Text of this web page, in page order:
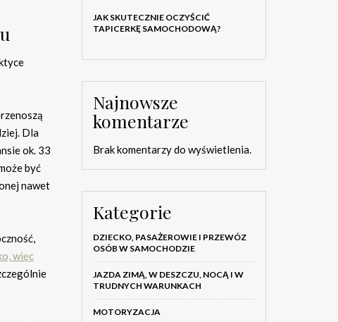
Dla
ok. 33
być
nawet
więc
JAK SKUTECZNIE OCZYŚCIĆ
TAPICERKĘ SAMOCHODOWĄ?
Najnowsze
komentarze
Brak komentarzy do wyświetlenia.
Kategorie
DZIECKO, PASAŻEROWIE I PRZEWÓZ
OSÓB W SAMOCHODZIE
JAZDA ZIMĄ, W DESZCZU, NOCĄ I W
TRUDNYCH WARUNKACH
MOTORYZACJA